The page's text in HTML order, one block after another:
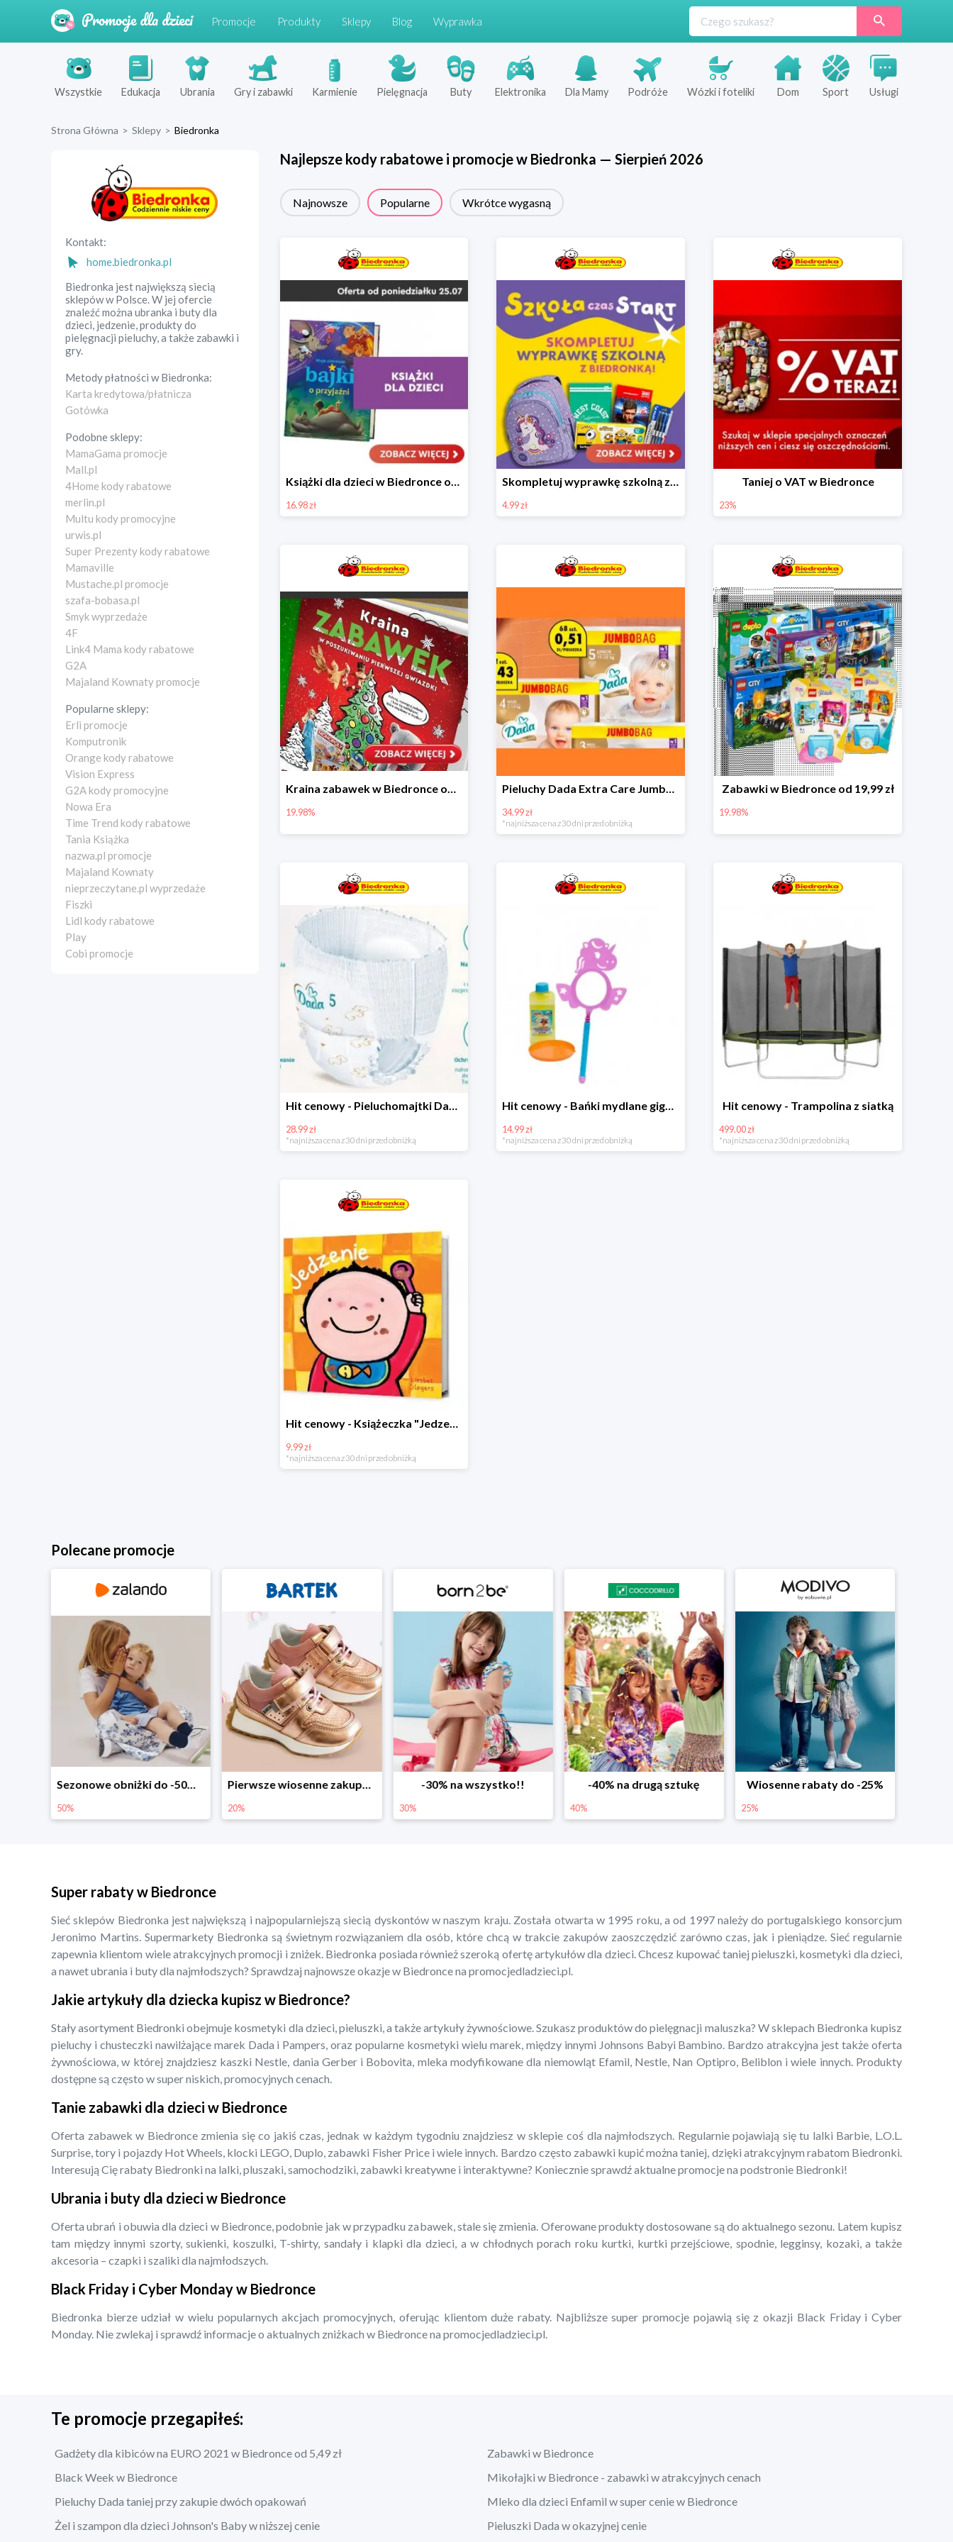
Promocje Produkty Sklepy Blog Wyprawka
Wszystkie Edukacja Ubrania Gry i zabawki Karmienie Pielęgnacja Buty Elektronika Dla Mamy Podróże Wózki i foteliki Dom Sport Usługi
Strona Główna > Sklepy > Biedronka
Kontakt:
home.biedronka.pl
Biedronka jest największą siecią
sklepów w Polsce. W jej ofercie
znaleźć można ubranka i buty dla
dzieci, jedzenie, produkty do
pielęgnacji pieluchy, a także zabawki i
gry.
Metody płatności wBiedronka:
Karta kredytowa/płatnicza
Gotówka
Podobne sklepy:
MamaGama promocje
Mall.pl
4Home kody rabatowe
merlin.pl
Multu kody promocyjne
urwis.pl
Super Prezenty kody rabatowe
Mamaville
Mustache.pl promocje
szafa-bobasa.pl
Smyk wyprzedaże
4F
Link4 Mama kody rabatowe
G2A
Majaland Kownaty promocje
Popularne sklepy:
Erli promocje
Komputronik
Orange kody rabatowe
Vision Express
G2A kody promocyjne
Nowa Era
Time Trend kody rabatowe
Tania Książka
nazwa.pl promocje
Majaland Kownaty
nieprzeczytane.pl wyprzedaże
Fiszki
Lidl kody rabatowe
Play
Cobi promocje
Najlepsze kody rabatowe i promocje w Biedronka — Sierpień 2026
Najnowsze Popularne Wkrótce wygasną
Książki dla dzieci w Biedronce od 16,99 zł
16.98 zł
Skompletuj wyprawkę szkolną z Biedronką od 4,99 zł
4.99 zł
Taniej o VAT w Biedronce
23%
Kraina zabawek w Biedronce od 19,99 zł
19.98%
Pieluchy Dada Extra Care Jumbo Bag w super cenie
34.99 zł
*najniższa cena z 30 dni przed obniżką
Zabawki w Biedronce od 19,99 zł
19.98%
Hit cenowy - Pieluchomajtki Dada Pants
28.99 zł
*najniższa cena z 30 dni przed obniżką
Hit cenowy - Bańki mydlane gigant lub płyn uzupełniający
14.99 zł
*najniższa cena z 30 dni przed obniżką
Hit cenowy - Trampolina z siatką
499.00 zł
*najniższa cena z 30 dni przed obniżką
Hit cenowy - Książeczka "Jedzenie"
9.99 zł
*najniższa cena z 30 dni przed obniżką
Polecane promocje
20%
-30% na wszystko!!
30%
-40% na drugą sztukę
40%
Wiosenne rabaty do -25%
25%
Dodatkowe -25% na wiosenne nowości
25%
Super rabaty w Biedronce
Sieć sklepów Biedronka jest największą i najpopularniejszą siecią dyskontów w naszym kraju. Została otwarta w 1995 roku, a od 1997 należy do portugalskiego konsorcjum
Jeronimo Martins. Supermarkety Biedronka są świetnym rozwiązaniem dla osób, które chcą w trakcie zakupów zaoszczędzić zarówno czas, jak i pieniądze. Sieć regularnie
zapewnia klientom wiele atrakcyjnych promocji i zniżek. Biedronka posiada również szeroką ofertę artykułów dla dzieci. Chcesz kupować taniej pieluszki, kosmetyki dla dzieci,
a nawet ubrania i buty dla najmłodszych? Sprawdzaj najnowsze okazje w Biedronce na promocjedladzieci.pl.
Jakie artykuły dla dziecka kupisz w Biedronce?
Stały asortyment Biedronki obejmuje kosmetyki dla dzieci, pieluszki, a także artykuły żywnościowe. Szukasz produktów do pielęgnacji maluszka? W sklepach Biedronka kupisz
pieluchy i chusteczki nawilżające marek Dada i Pampers, oraz popularne kosmetyki wielu marek, między innymi Johnsons Babyi Bambino. Bardzo atrakcyjna jest także oferta
żywnościowa, w której znajdziesz kaszki Nestle, dania Gerber i Bobovita, mleka modyfikowane dla niemowląt Efamil, Nestle, Nan Optipro, Beliblon i wiele innych. Produkty
dostępne są często w super niskich, promocyjnych cenach.
Tanie zabawki dla dzieci w Biedronce
Oferta zabawek w Biedronce zmienia się co jakiś czas, jednak w każdym tygodniu znajdziesz w sklepie coś dla najmłodszych. Regularnie pojawiają się tu lalki Barbie, L.O.L.
Surprise, tory i pojazdy Hot Wheels, klocki LEGO, Duplo, zabawki Fisher Price i wiele innych. Bardzo często zabawki kupić można taniej, dzięki atrakcyjnym rabatom Biedronki.
Interesują Cię rabaty Biedronki na lalki, pluszaki, samochodziki, zabawki kreatywne i interaktywne? Koniecznie sprawdź aktualne promocje na podstronie Biedronki!
Ubrania i buty dla dzieci w Biedronce
Oferta ubrań i obuwia dla dzieci w Biedronce, podobnie jak w przypadku zabawek, stale się zmienia. Oferowane produkty dostosowane są do aktualnego sezonu. Latem kupisz
tam między innymi szorty, sukienki, koszulki, T-shirty, sandały i klapki dla dzieci, a w chłodnych porach roku kurtki, kurtki przejściowe, spodnie, legginsy, kozaki, a także
akcesoria – czapki i szaliki dla najmłodszych.
Black Friday i Cyber Monday w Biedronce
Biedronka bierze udział w wielu popularnych akcjach promocyjnych, oferując klientom duże rabaty. Najbliższe super promocje pojawią się z okazji Black Friday i Cyber
Monday. Nie zwlekaj i sprawdź informacje o aktualnych zniżkach w Biedronce na promocjedladzieci.pl.
Te promocje przegapiłeś:
Gadżety dla kibiców na EURO 2021 w Biedronce od 5,49 zł
Zabawki w Biedronce
Black Week w Biedronce
Mikołajki w Biedronce - zabawki w atrakcyjnych cenach
Pieluchy Dada taniej przy zakupie dwóch opakowań
Mleko dla dzieci Enfamil w super cenie w Biedronce
Żel i szampon dla dzieci Johnson's Baby w niższej cenie
Pieluszki Dada w okazyjnej cenie